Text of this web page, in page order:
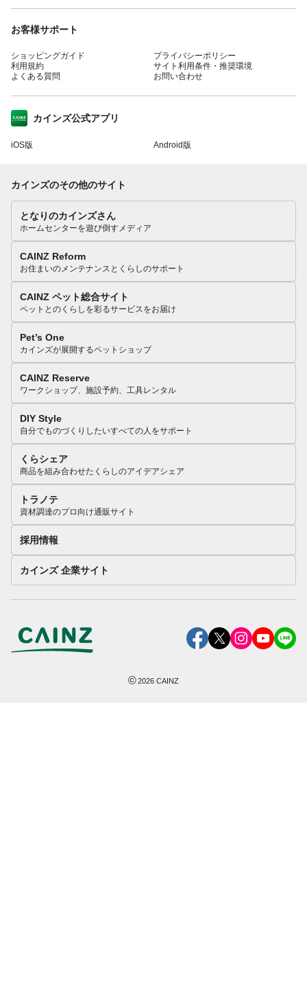
お客様サポート
ショッピングガイド
利用規約
よくある質問
プライバシーポリシー
サイト利用条件・推奨環境
お問い合わせ
カインズ公式アプリ
iOS版 Android版
カインズのその他のサイト
となりのカインズさん
ホームセンターを遊び倒すメディア
CAINZ Reform
お住まいのメンテナンスとくらしのサポート
CAINZ ペット総合サイト
ペットとのくらしを彩るサービスをお届け
Pet’s One
カインズが展開するペットショップ
CAINZ Reserve
ワークショップ、施設予約、工具レンタル
DIY Style
自分でものづくりしたいすべての人をサポート
くらシェア
商品を組み合わせたくらしのアイデアシェア
トラノテ
資材調達のプロ向け通販サイト
採用情報
カインズ 企業サイト
©2026 CAINZ